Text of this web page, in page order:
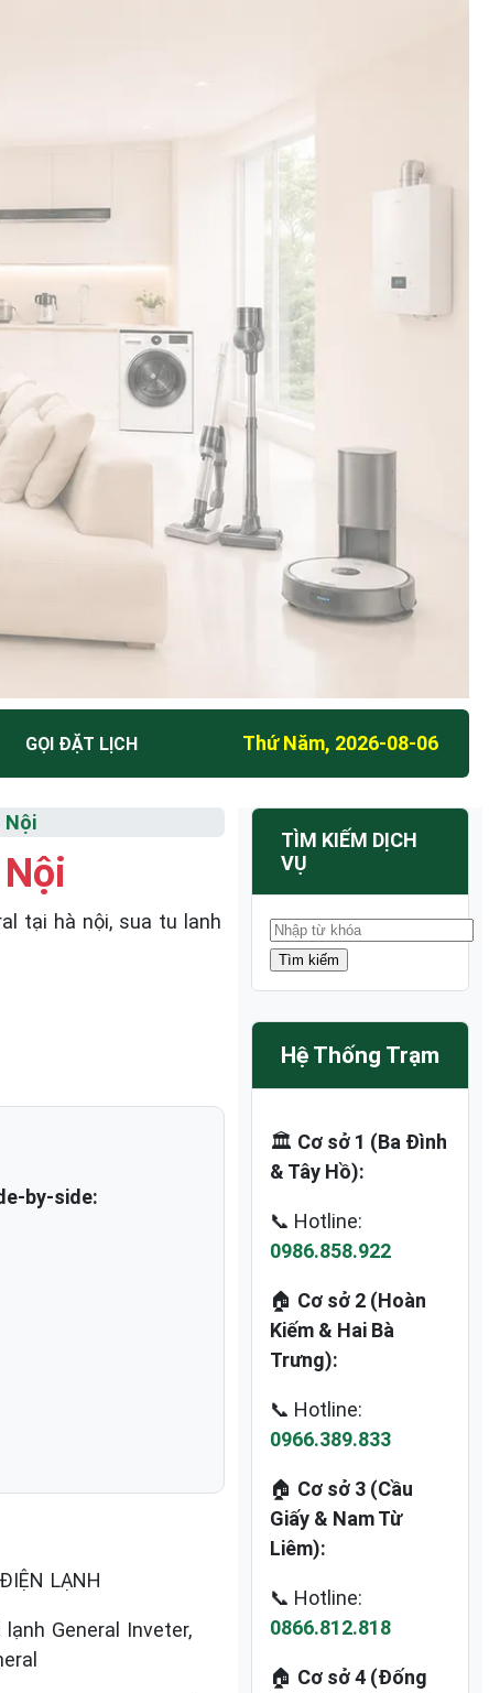
GỌI ĐẶT LỊCH Thứ Năm, 2026-08-06
Nội
tại hà nội, sua tu lanh
by-side:
LẠNH
General Inveter,
TÌM KIẾM DỊCH
VỤ
Hệ Thống Trạm
🏛️ Cơ sở 1 (Ba Đình
& Tây Hồ):
📞 Hotline:
0986.858.922
🏠 Cơ sở 2 (Hoàn
Kiếm & Hai Bà
Trưng):
📞 Hotline:
0966.389.833
🏠 Cơ sở 3 (Cầu
Giấy & Nam Từ
Liêm):
📞 Hotline:
0866.812.818
🏠 Cơ sở 4 (Đống